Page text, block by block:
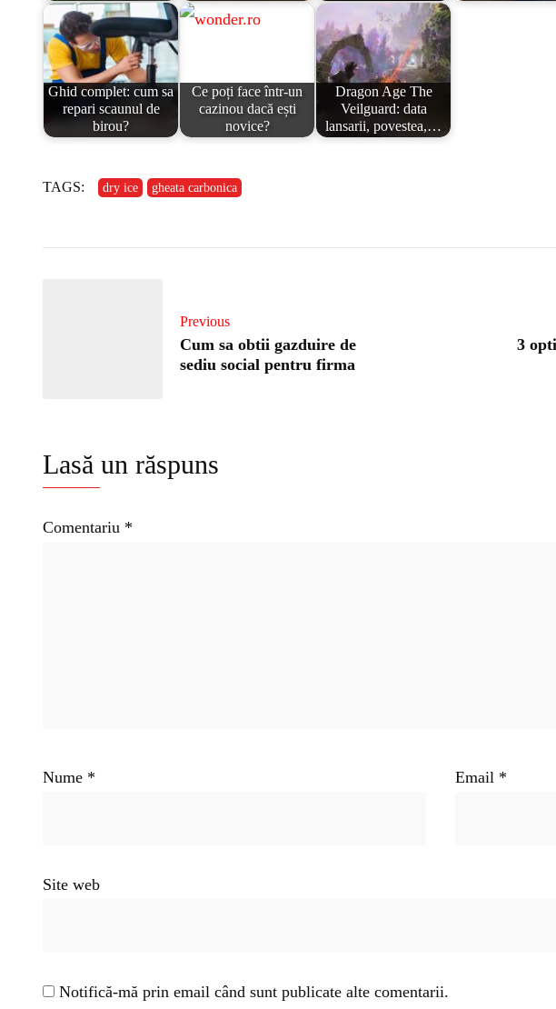
Ghid complet: cum sa
repari scaunul de
birou?
Ce poți face într-un
cazinou dacă ești
novice?
Dragon Age The
Veilguard: data
lansarii, povestea,…
TAGS: dry ice gheata carbonica
Previous
Cum sa obtii gazduire de
sediu social pentru firma
3
Lasă un răspuns
Comentariu *
Nume * Email *
Site web
Notifică-mă prin email când sunt publicate alte comentarii.